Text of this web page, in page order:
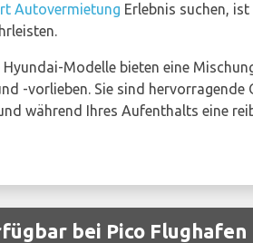
Autovermietung Erlebnis suchen,
Modelle bieten eine
-vorlieben. Sie sind
während Ihres Aufenthalts eine
bei Pico Flughafen